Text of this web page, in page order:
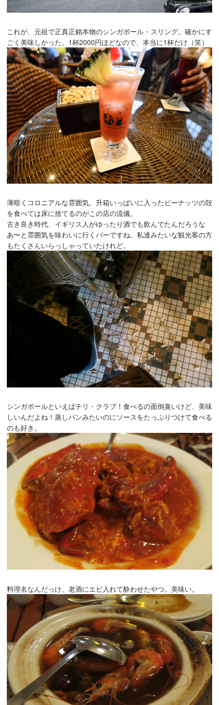
これが、元祖で正真正銘本物のシンガポール・スリング。確かにす
ごく美味しかった。1杯2000円ほどなので、本当に1杯だけ（笑）
薄暗くコロニアルな雰囲気、升箱いっぱいに入ったピーナッツの殻
を食べては床に捨てるのがこの店の流儀。
古き良き時代、イギリス人がゆったり酒でも飲んでたんだろうな
あ〜と雰囲気を味わいに行くバーですね。私達みたいな観光客の方
もたくさんいらっしゃっていたけれど。
シンガポールといえばチリ・クラブ！食べるの面倒臭いけど、美味
しいんだよね！蒸しパンみたいのにソースをたっぷりつけて食べる
のも好き。
料理名なんだっけ、老酒にエビ入れて酔わせたやつ。美味い。